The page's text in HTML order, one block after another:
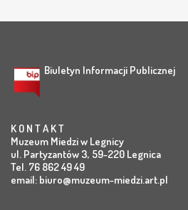
Biuletyn Informacji Publicznej
K O N T A K T
Muzeum Miedzi w Legnicy
ul. Partyzantów 3, 59-220 Legnica
Tel. 76 862 49 49
email: biuro@muzeum-miedzi.art.pl